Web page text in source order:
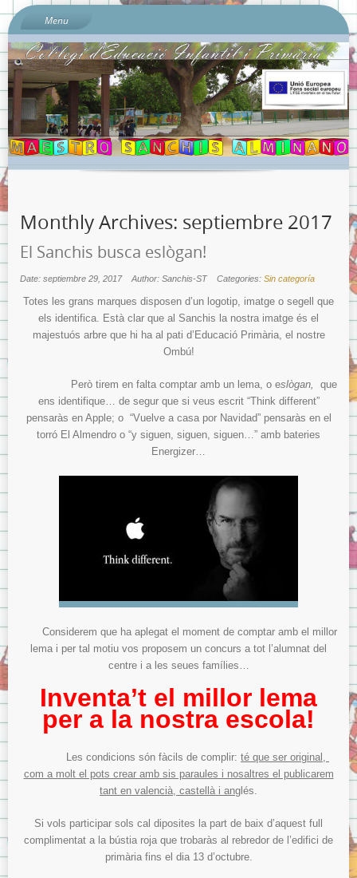
Menu
Inici
Sobre l’escola
Documents del Centre:
Per què «Sanchis Almiñano»?
L’ombú: el nostre preciós arbre
On és l’escola?
Calendari escolar 2023-2024
Contacta amb nosaltres…
Banc de Llibres
Llibres de text Curs 2023-2024 i Llistats de Materials Escolars
per nivells.
Normes del menjador.
Menús del menjador.
Model de tíquet de menjador.
Sol·licitud d’accés a «Itaca Familia»
ITACA pels docents
Sobre la Protecció de Dades.
Monthly Archives: septiembre 2017
El Sanchis busca eslògan!
Date: septiembre 29, 2017 Author: Sanchis-ST Categories: Sin categoría
Totes les grans marques disposen d’un logotip, imatge o segell que
els identifica. Està clar que al Sanchis la nostra imatge és el
majestuós arbre que hi ha al pati d’Educació Primària, el nostre
Ombú!
Però tirem en falta comptar amb un lema, o eslògan,
que
ens identifique… de segur que si veus escrit “Think different”
pensaràs en Apple; o “Vuelve a casa por Navidad” pensaràs en el
torró El Almendro o “y siguen, siguen, siguen…” amb bateries
Energizer…
Considerem que ha aplegat el moment de comptar amb el millor
lema i per tal motiu vos proposem un concurs a tot l’alumnat del
centre i a les seues famílies…
Inventa’t el millor lema
per a la nostra escola!
Les condicions són fàcils de complir: té que ser original,
com a molt el pots crear amb sis paraules i nosaltres el publicarem
tant en valencià, castellà i anglés.
Si vols participar sols cal diposites la part de baix d’aquest full
complimentat a la bústia roja que trobaràs al rebredor de l’edifici de
primària fins el dia 13 d’octubre.